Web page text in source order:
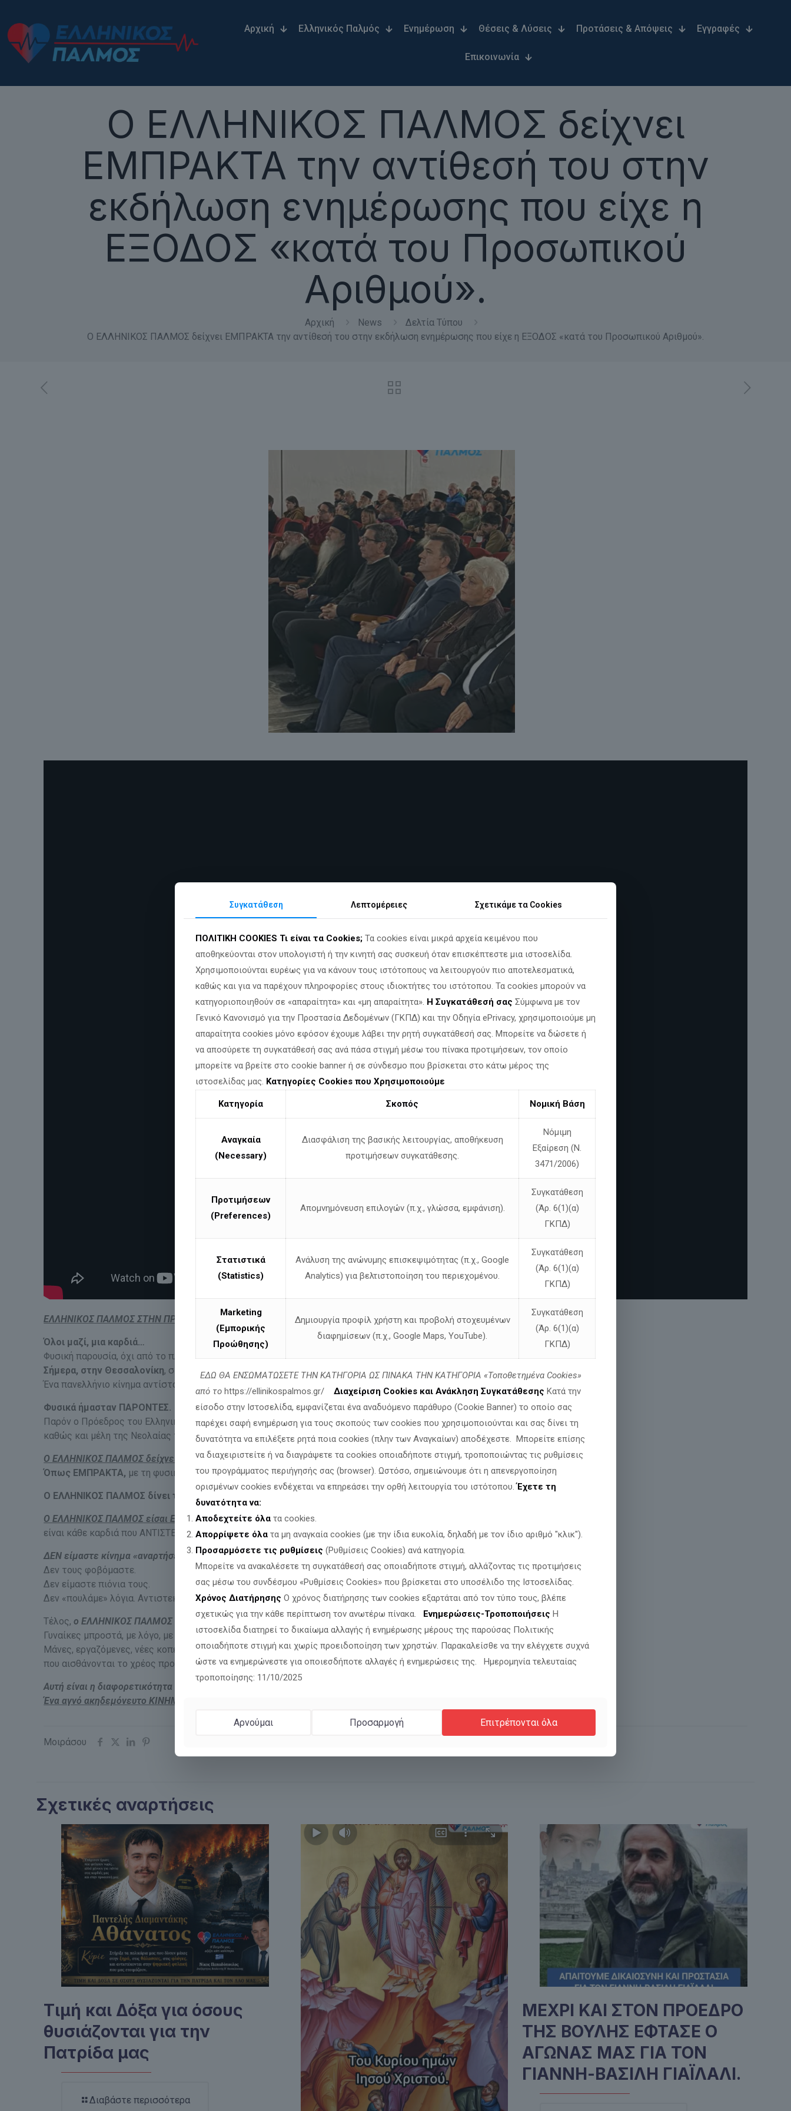
Αρχική Ελληνικός Παλμός Ενημέρωση Θέσεις & Λύσεις Προτάσεις & Απόψεις Εγγραφές
Επικοινωνία
Ο ΕΛΛΗΝΙΚΟΣ ΠΑΛΜΟΣ δείχνει
ΕΜΠΡΑΚΤΑ την αντίθεσή του στην
εκδήλωση ενημέρωσης που είχε η
ΕΞΟΔΟΣ «κατά του Προσωπικού
Αριθμού».
Αρχική News
Δελτία Τύπου
Ο ΕΛΛΗΝΙΚΟΣ ΠΑΛΜΟΣ δείχνει ΕΜΠΡΑΚΤΑ την αντίθεσή του στην εκδήλωση ενημέρωσης που είχε η ΕΞΟΔΟΣ «κατά του Προσωπικού Αριθμού».
ΕΛΛΗΝΙΚΟΣ ΠΑΛΜΟΣ ΣΤΗΝ ΠΡΩΤΗ ΓΡΑΜΜΗ!
Όλοι μαζί, μια καρδιά…
Φυσική παρουσία, όχι από το πληκτρολόγιο!
Σήμερα, στην Θεσσαλονίκη, στην καρδιά της Μακεδονίας μας,είχε εκδήλωση ενημέρωσης η ΕΞΟΔΟΣ.
Ένα πανελλήνιο κίνημα αντίστασης στον Προσωπικό Αριθμό και στον ψηφιακό ολοκληρωτισμό.
Φυσικά ήμασταν ΠΑΡΟΝΤΕΣ.
Παρόν ο Πρόεδρος του Ελληνικού Παλμού, μέλη και στελέχη του κινήματός μας,
καθώς και μέλη της Νεολαίας του Ελληνικού Παλμού.
Ο ΕΛΛΗΝΙΚΟΣ ΠΑΛΜΟΣ δείχνει ΕΜΠΡΑΚΤΑ την αντίθεσή του «κατά του Προσωπικού Αριθμού».
Όπως ΕΜΠΡΑΚΤΑ, με τη φυσική του παρουσία, αγωνίστηκε πρόσφατα καιστην υπόθεση του Κωνσταντίνου Θεοφίλου.
Ο ΕΛΛΗΝΙΚΟΣ ΠΑΛΜΟΣ δίνει το παρών στους δρόμους
Ο ΕΛΛΗΝΙΚΟΣ ΠΑΛΜΟΣ είσαι ΕΣΥ,
είναι κάθε καρδιά που ΑΝΤΙΣΤΕΚΕΤΑΙ στο ξεπούλημα της πατρίδας μας και στην υποταγή!
ΔΕΝ είμαστε κίνημα «αναρτήσεων» και «ανακοινώσεων».
Δεν τους φοβόμαστε.
Δεν είμαστε πιόνια τους.
Δεν «πουλάμε» λόγια. Αντιστεκόμαστε!
Τέλος,ο ΕΛΛΗΝΙΚΟΣ ΠΑΛΜΟΣ είναι ένα κίνημα με ισχυρή
, ζωντανή και μαχητική παρουσία γυναικών!
Γυναίκες μπροστά, με λόγο, με τόλμη, με ευθύνη.
Μάνες, εργαζόμενες, νέες κοπέλες, γυναίκες της καθημερινότητας
που αισθάνονται το χρέος προς την πατρίδα, την πίστη, τις αξίες, την οικογένειά τους.
Αυτή είναι η διαφορετικότητα του ΕΛΛΗΝΙΚΟΥ ΠΑΛΜΟΥ,
Ένα αγνό ακηδεμόνευτο ΚΙΝΗΜΑ ΑΝΤΙΣΤΑΣΗΣ!
Μοιράσου
Σχετικές αναρτήσεις
Τιμή και Δόξα για όσους
θυσιάζονται για την
Πατρίδα μας
Διαβάστε περισσότερα
ΜΕΧΡΙ ΚΑΙ ΣΤΟΝ ΠΡΟΕΔΡΟ
ΤΗΣ ΒΟΥΛΗΣ ΕΦΤΑΣΕ Ο
ΑΓΩΝΑΣ ΜΑΣ ΓΙΑ ΤΟΝ
ΓΙΑΝΝΗ-ΒΑΣΙΛΗ ΓΙΑΪΛΑΛΙ.
Συγκατάθεση Λεπτομέρειες Σχετικάμε τα Cookies
ΠΟΛΙΤΙΚΗ COOKIES Τι είναι τα Cookies; Τα cookies είναι μικρά αρχεία κειμένου που
αποθηκεύονται στον υπολογιστή ή την κινητή σας συσκευή όταν επισκέπτεστε μια ιστοσελίδα.
Χρησιμοποιούνται ευρέως για να κάνουν τους ιστότοπους να λειτουργούν πιο αποτελεσματικά,
καθώς και για να παρέχουν πληροφορίες στους ιδιοκτήτες του ιστότοπου. Τα cookies μπορούν να
κατηγοριοποιηθούν σε «απαραίτητα» και «μη απαραίτητα». Η Συγκατάθεσή σας Σύμφωνα με τον
Γενικό Κανονισμό για την Προστασία Δεδομένων (ΓΚΠΔ) και την Οδηγία ePrivacy, χρησιμοποιούμε μη
απαραίτητα cookies μόνο εφόσον έχουμε λάβει την ρητή συγκατάθεσή σας. Μπορείτε να δώσετε ή
να αποσύρετε τη συγκατάθεσή σας ανά πάσα στιγμή μέσω του πίνακα προτιμήσεων, τον οποίο
μπορείτε να βρείτε στο cookie banner ή σε σύνδεσμο που βρίσκεται στο κάτω μέρος της
ιστοσελίδας μας. Κατηγορίες Cookies που Χρησιμοποιούμε
Κατηγορία Σκοπός Νομική Βάση
Αναγκαία
(Necessary)
Διασφάλιση της βασικής λειτουργίας, αποθήκευση
προτιμήσεων συγκατάθεσης.
Νόμιμη
Εξαίρεση (Ν.
3471/2006)
Προτιμήσεων
(Preferences)
Απομνημόνευση επιλογών (π.χ., γλώσσα, εμφάνιση).
Συγκατάθεση
(Άρ. 6(1)(α)
ΓΚΠΔ)
Στατιστικά
(Statistics)
Ανάλυση της ανώνυμης επισκεψιμότητας (π.χ., Google
Analytics) για βελτιστοποίηση του περιεχομένου.
Συγκατάθεση
(Άρ. 6(1)(α)
ΓΚΠΔ)
Marketing
(Εμπορικής
Προώθησης)
Δημιουργία προφίλ χρήστη και προβολή στοχευμένων
διαφημίσεων (π.χ., Google Maps, YouTube).
Συγκατάθεση
(Άρ. 6(1)(α)
ΓΚΠΔ)
ΕΔΩ ΘΑ ΕΝΣΩΜΑΤΩΣΕΤΕ ΤΗΝ ΚΑΤΗΓΟΡΙΑ ΩΣ ΠΙΝΑΚΑ ΤΗΝ ΚΑΤΗΓΟΡΙΑ «Τοποθετημένα Cookies»
από το https://ellinikospalmos.gr/ Διαχείριση Cookies και Ανάκληση Συγκατάθεσης Κατά την
είσοδο στην Ιστοσελίδα, εμφανίζεται ένα αναδυόμενο παράθυρο (Cookie Banner) το οποίο σας
παρέχει σαφή ενημέρωση για τους σκοπούς των cookies που χρησιμοποιούνται και σας δίνει τη
δυνατότητα να επιλέξετε ρητά ποια cookies (πλην των Αναγκαίων) αποδέχεστε. Μπορείτε επίσης
να διαχειριστείτε ή να διαγράψετε τα cookies οποιαδήποτε στιγμή, τροποποιώντας τις ρυθμίσεις
του προγράμματος περιήγησής σας (browser). Ωστόσο, σημειώνουμε ότι η απενεργοποίηση
ορισμένων cookies ενδέχεται να επηρεάσει την ορθή λειτουργία του ιστότοπου.Έχετε τη
δυνατότητα να:
Αποδεχτείτε όλα τα cookies.
Απορρίψετε όλα τα μη αναγκαία cookies (με την ίδια ευκολία, δηλαδή με τον ίδιο αριθμό "κλικ").
Προσαρμόσετε τις ρυθμίσεις (Ρυθμίσεις Cookies) ανά κατηγορία.
Μπορείτε να ανακαλέσετε τη συγκατάθεσή σας οποιαδήποτε στιγμή, αλλάζοντας τις προτιμήσεις
σας μέσω του συνδέσμου «Ρυθμίσεις Cookies» που βρίσκεται στο υποσέλιδο της Ιστοσελίδας.
Χρόνος Διατήρησης Ο χρόνος διατήρησης των cookies εξαρτάται από τον τύπο τους, βλέπε
σχετικώς για την κάθε περίπτωση τον ανωτέρω πίνακα. Ενημερώσεις-Τροποποιήσεις Η
ιστοσελίδα διατηρεί το δικαίωμα αλλαγής ή ενημέρωσης μέρους της παρούσας Πολιτικής
οποιαδήποτε στιγμή και χωρίς προειδοποίηση των χρηστών. Παρακαλείσθε να την ελέγχετε συχνά
ώστε να ενημερώνεστε για οποιεσδήποτε αλλαγές ή ενημερώσεις της. Ημερομηνία τελευταίας
τροποποίησης: 11/10/2025
Αρνούμαι Προσαρμογή Επιτρέπονται όλα